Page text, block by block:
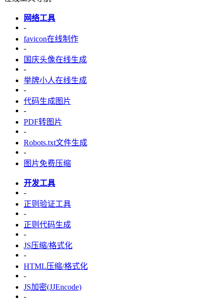
网络工具
-
favicon在线制作
-
国庆头像在线生成
-
举牌小人在线生成
-
代码生成图片
-
PDF转图片
-
Robots.txt文件生成
-
图片免费压缩
开发工具
-
正则验证工具
-
正则代码生成
-
JS压缩/格式化
-
HTML压缩/格式化
-
JS加密(JJEncode)
-